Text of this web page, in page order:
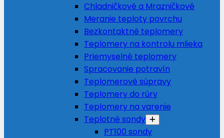
Chladničkové a Mrazničkové
Meranie teploty povrchu
Bezkontaktné teplomery
Teplomery na kontrolu mlieka
Priemyselné teplomery
Spracovanie potravín
Teplomerové súpravy
Teplomery do rúry
Teplomery na varenie
Teplotné sondy
PT100 sondy